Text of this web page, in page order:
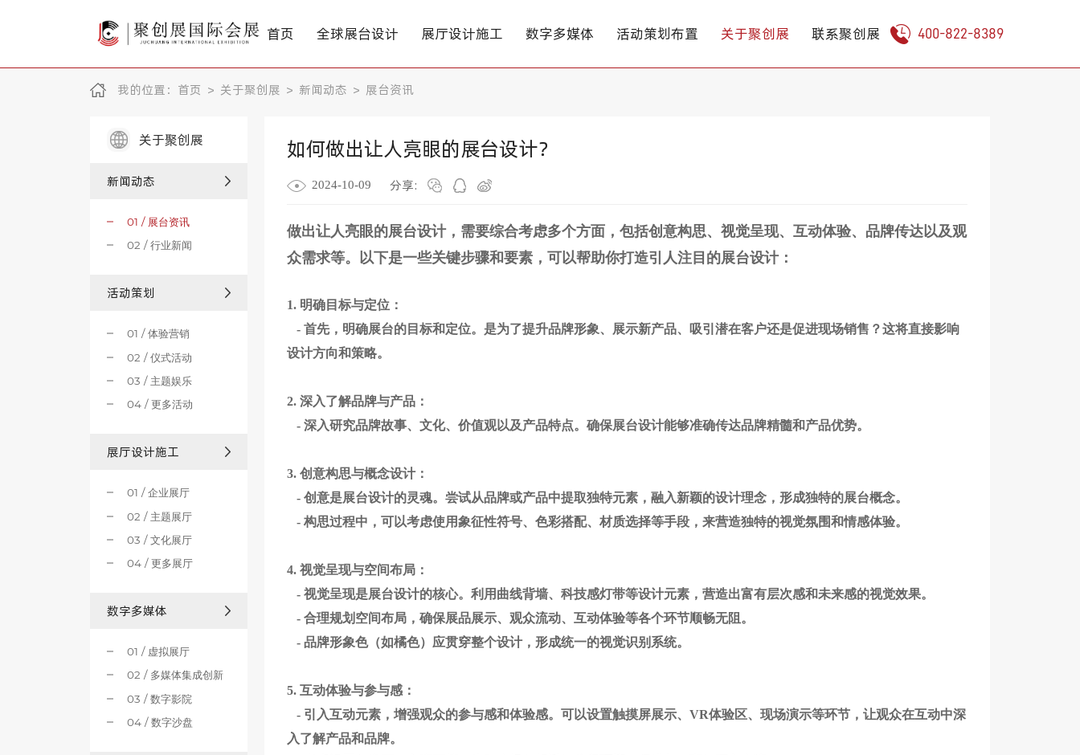
首页 全球展台设计 展厅设计施工 数字多媒体 活动策划布置 关于聚创展 联系聚创展 400-822-8389
我的位置： 首页 > 关于聚创展 > 新闻动态 > 展台资讯
关于聚创展
新闻动态
01 / 展台资讯
02 / 行业新闻
活动策划
01 / 体验营销
02 / 仪式活动
03 / 主题娱乐
04 / 更多活动
展厅设计施工
01 / 企业展厅
02 / 主题展厅
03 / 文化展厅
04 / 更多展厅
数字多媒体
01 / 虚拟展厅
02 / 多媒体集成创新
03 / 数字影院
04 / 数字沙盘
如何做出让人亮眼的展台设计？
2024-10-09 分享:
做出让人亮眼的展台设计，需要综合考虑多个方面，包括创意构思、视觉呈现、互动体验、品牌传达以及观
众需求等。以下是一些关键步骤和要素，可以帮助你打造引人注目的展台设计：
1. 明确目标与定位：
- 首先，明确展台的目标和定位。是为了提升品牌形象、展示新产品、吸引潜在客户还是促进现场销售？这将直接影响
设计方向和策略。
2. 深入了解品牌与产品：
- 深入研究品牌故事、文化、价值观以及产品特点。确保展台设计能够准确传达品牌精髓和产品优势。
3. 创意构思与概念设计：
- 创意是展台设计的灵魂。尝试从品牌或产品中提取独特元素，融入新颖的设计理念，形成独特的展台概念。
- 构思过程中，可以考虑使用象征性符号、色彩搭配、材质选择等手段，来营造独特的视觉氛围和情感体验。
4. 视觉呈现与空间布局：
- 视觉呈现是展台设计的核心。利用曲线背墙、科技感灯带等设计元素，营造出富有层次感和未来感的视觉效果。
- 合理规划空间布局，确保展品展示、观众流动、互动体验等各个环节顺畅无阻。
- 品牌形象色（如橘色）应贯穿整个设计，形成统一的视觉识别系统。
5. 互动体验与参与感：
- 引入互动元素，增强观众的参与感和体验感。可以设置触摸屏展示、 VR体验区、现场演示等环节，让观众在互动中深
入了解产品和品牌。